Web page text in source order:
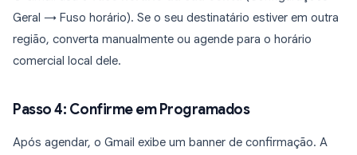
Geral → Fuso horário). Se o seu destinatário estiver em outra
região, converta manualmente ou agende para o horário
comercial local dele.
Passo 4: Confirme em Programados
Após agendar, o Gmail exibe um banner de confirmação. A